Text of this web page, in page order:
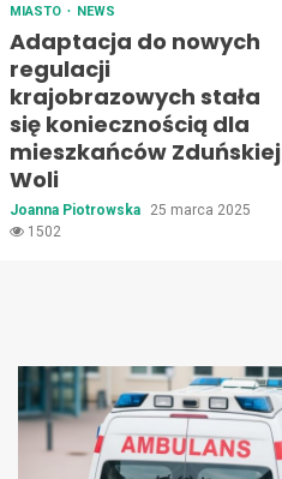
MIASTO NEWS
Adaptacja do nowych
regulacji
krajobrazowych stała
się koniecznością dla
mieszkańców Zduńskiej
Woli
Joanna Piotrowska
25 marca 2025
1502